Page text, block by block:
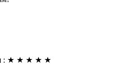
: ★ ★ ★ ★ ★